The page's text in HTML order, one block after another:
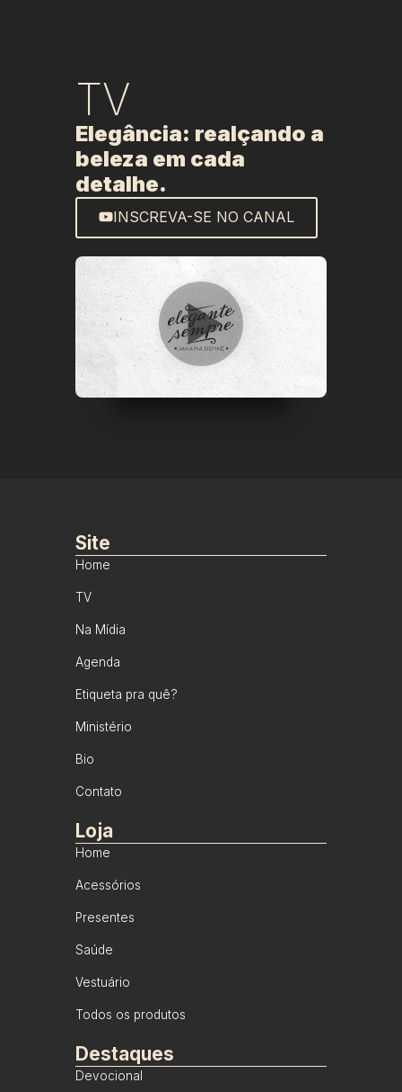
TV
Elegância: realçando a
beleza em cada
detalhe.
INSCREVA-SE NO CANAL
Site
Home
TV
Na Mídia
Agenda
Etiqueta pra quê?
Ministério
Bio
Contato
Loja
Home
Acessórios
Presentes
Saúde
Vestuário
Todos os produtos
Destaques
Devocional